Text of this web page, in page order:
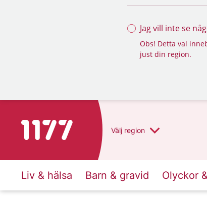
Jag vill inte se
Obs! Detta val
just din region.
Till startsidan för 1177 Välj region
Liv & hälsa Barn & gravid Olyckor